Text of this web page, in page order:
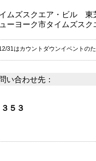
クエア・ビル 東芝
ムズスクエア
31はカウントダウンイベントの
い合わせ先：
５３